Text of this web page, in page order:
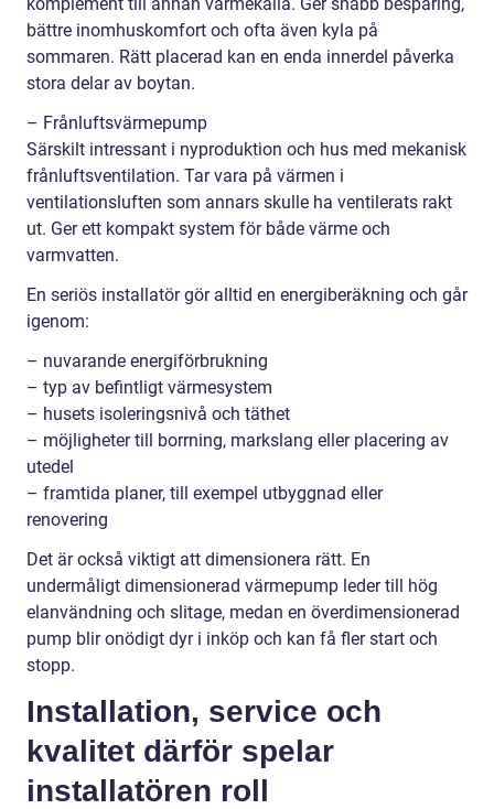
bättre inomhuskomfort och ofta även kyla på
sommaren. Rätt placerad kan en enda innerdel påverka
stora delar av boytan.
– Frånluftsvärmepump
Särskilt intressant i nyproduktion och hus med mekanisk
frånluftsventilation. Tar vara på värmen i
ventilationsluften som annars skulle ha ventilerats rakt
ut. Ger ett kompakt system för både värme och
varmvatten.
En seriös installatör gör alltid en energiberäkning och går
igenom:
– nuvarande energiförbrukning
– typ av befintligt värmesystem
– husets isoleringsnivå och täthet
– möjligheter till borrning, markslang eller placering av
utedel
– framtida planer, till exempel utbyggnad eller
renovering
Det är också viktigt att dimensionera rätt. En
undermåligt dimensionerad värmepump leder till hög
elanvändning och slitage, medan en överdimensionerad
pump blir onödigt dyr i inköp och kan få fler start och
stopp.
Installation, service och
kvalitet därför spelar
installatören roll